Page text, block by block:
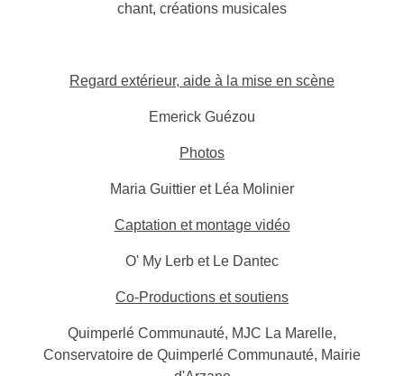
chant, créations musicales
Regard extérieur, aide à la mise en scène
Emerick Guézou
Photos
Maria Guittier et Léa Molinier
Captation et montage vidéo
O' My Lerb et Le Dantec
Co-Productions et soutiens
Quimperlé Communauté, MJC La Marelle,
Conservatoire de Quimperlé Communauté, Mairie